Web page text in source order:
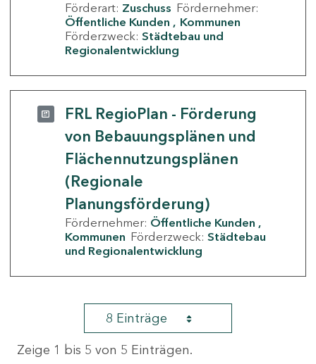
Förderart: Zuschuss Fördernehmer:
Öffentliche Kunden
Kommunen
Förderzweck: Städtebau und
Regionalentwicklung
FRL RegioPlan - Förderung
von Bebauungsplänen und
Flächennutzungsplänen
(Regionale
Planungsförderung)
Fördernehmer: Öffentliche Kunden
Kommunen Förderzweck: Städtebau
und Regionalentwicklung
8 Einträge
Zeige 1 bis 5 von 5 Einträgen.